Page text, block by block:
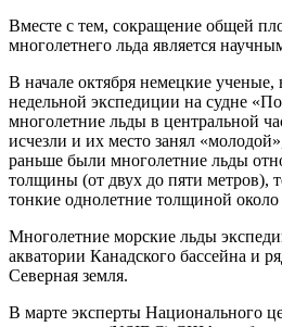
Вместе с тем, сокращение общей
многолетнего льда является
В начале октября немецкие ученые,
недельной экспедиции на судне
многолетние льды в центральной
исчезли и их место занял
раньше были многолетние льды
толщины (от двух до пяти метров),
тонкие однолетние толщиной около
Многолетние морские льды
акватории Канадского бассейна и
Северная земля.
В марте эксперты Национального